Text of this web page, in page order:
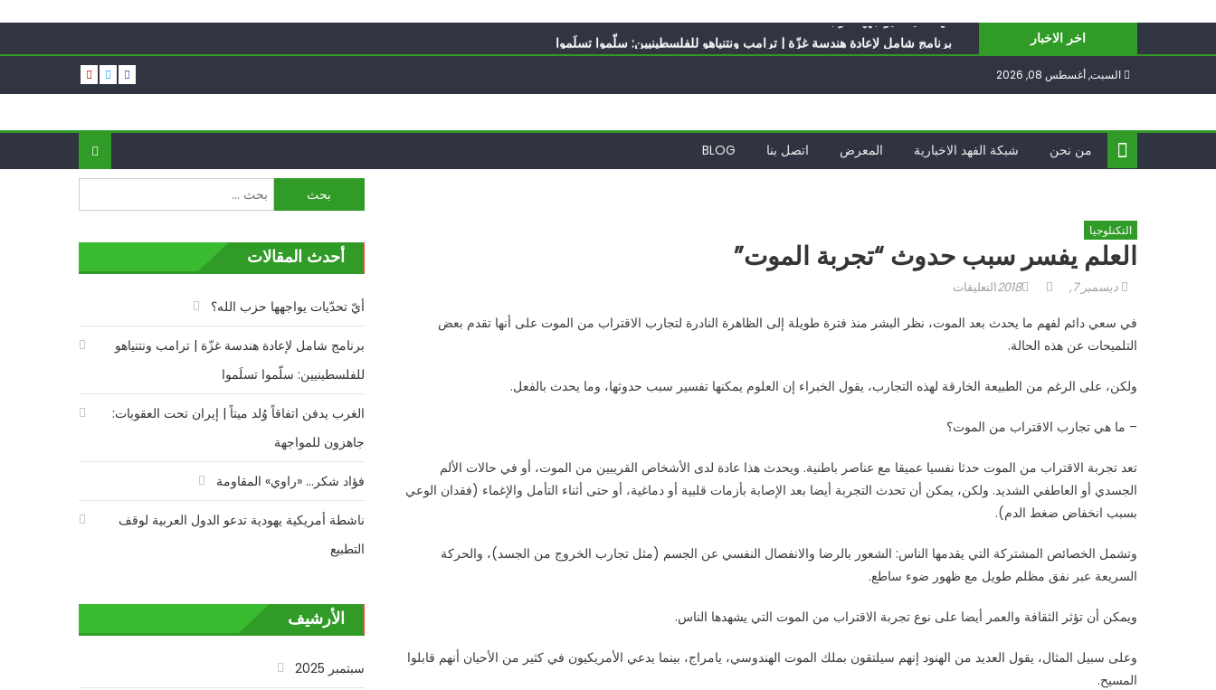
content
اخر الاخبار
برنامج شامل لإعادة هندسة غزّة | ترامب ونتنياهو للفلسطينيين: سلّموا تسلَموا
الغرب يدفن اتفاقاً وُلد ميتاً | إيران تحت العقوبات: جاهزون للمواجهة
أيّ تحدّيات يواجهها حزب الله؟
السبت, أغسطس 08, 2026
BLOG اتصل بنا المعرض شبكة الفهد الاخبارية من نحن
التكنلوجيا
العلم يفسر سبب حدوث “تجربة الموت”
Posted
ديسمبر 7, 2018 Authorالتعليقات
يفسر
“تجربة
مغلقة
في سعي دائم لفهم ما يحدث بعد الموت، نظر البشر منذ فترة طويلة إلى الظاهرة النادرة لتجارب الاقتراب من الموت على أنها تقدم بعض
التلميحات عن هذه الحالة.
ولكن، على الرغم من الطبيعة الخارقة لهذه التجارب، يقول الخبراء إن العلوم يمكنها تفسير سبب حدوثها، وما يحدث بالفعل.
– ما هي تجارب الاقتراب من الموت؟
تعد تجربة الاقتراب من الموت حدثا نفسيا عميقا مع عناصر باطنية. ويحدث هذا عادة لدى الأشخاص القريبين من الموت، أو في حالات الألم
الجسدي أو العاطفي الشديد. ولكن، يمكن أن تحدث التجربة أيضا بعد الإصابة بأزمات قلبية أو دماغية، أو حتى أثناء التأمل والإغماء (فقدان الوعي
بسبب انخفاض ضغط الدم).
وتشمل الخصائص المشتركة التي يقدمها الناس: الشعور بالرضا والانفصال النفسي عن الجسم (مثل تجارب الخروج من الجسد)، والحركة
السريعة عبر نفق مظلم طويل مع ظهور ضوء ساطع.
ويمكن أن تؤثر الثقافة والعمر أيضا على نوع تجربة الاقتراب من الموت التي يشهدها الناس.
وعلى سبيل المثال، يقول العديد من الهنود إنهم سيلتقون بملك الموت الهندوسي، يامراج، بينما يدعي الأمريكيون في كثير من الأحيان أنهم قابلوا
المسيح.
البحث
عن:
أحدث المقالات
أيّ تحدّيات يواجهها حزب الله؟
برنامج شامل لإعادة هندسة غزّة | ترامب ونتنياهو
للفلسطينيين: سلّموا تسلَموا
الغرب يدفن اتفاقاً وُلد ميتاً | إيران تحت العقوبات:
جاهزون للمواجهة
فؤاد شكر… «راوي» المقاومة
ناشطة أمريكية يهودية تدعو الدول العربية لوقف
التطبيع
الأرشيف
سبتمبر 2025